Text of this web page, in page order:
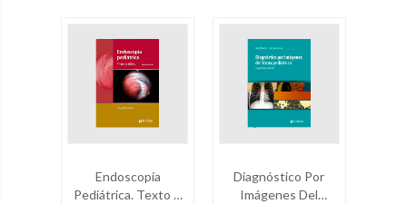
Neonatología
Endoscopía
Pediátrica. Texto Y
Diagnóstico Por
Imágenes Del